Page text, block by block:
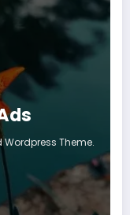
Wordpress Theme.